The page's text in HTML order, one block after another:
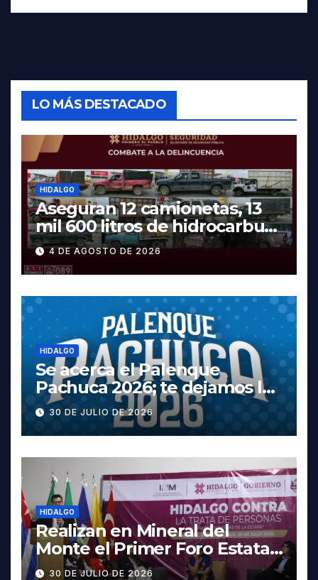
LO MÁS DESTACADO
HIDALGO
Aseguran 12 camionetas, 13
mil 600 litros de hidrocarburo
y dos vehículos robados en
Tula
4 DE AGOSTO DE 2026
HIDALGO
Se acerca el Palenque
Pachuca 2026; te dejamos la
cartelera completa, las
fechas y los precios
30 DE JULIO DE 2026
HIDALGO
Realizan en Mineral del
Monte el Primer Foro Estatal
contra la Trata de Personas
30 DE JULIO DE 2026